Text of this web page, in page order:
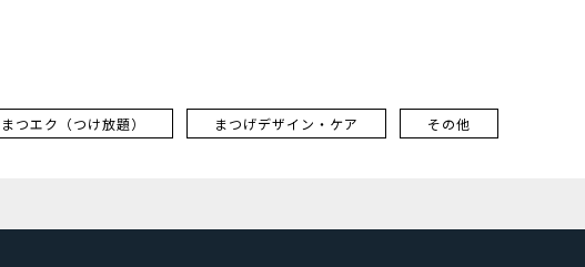
まつエク（つけ放題） まつげデザイン・ケア その他